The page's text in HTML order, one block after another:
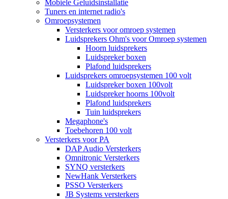
Mobiele Geluidsinstallatie
Tuners en internet radio's
Omroepsystemen
Versterkers voor omroep systemen
Luidsprekers Ohm's voor Omroep systemen
Hoorn luidsprekers
Luidspreker boxen
Plafond luidsprekers
Luidsprekers omroepsystemen 100 volt
Luidspreker boxen 100volt
Luidspreker hoorns 100volt
Plafond luidsprekers
Tuin luidsprekers
Megaphone's
Toebehoren 100 volt
Versterkers voor PA
DAP Audio Versterkers
Omnitronic Versterkers
SYNQ versterkers
NewHank Versterkers
PSSO Versterkers
JB Systems versterkers